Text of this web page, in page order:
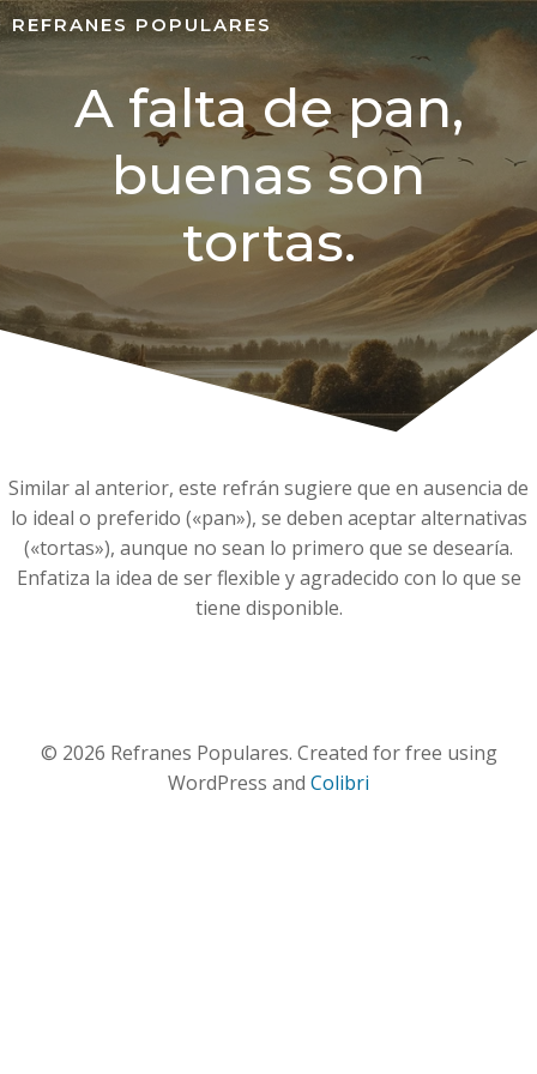
REFRANES POPULARES
A falta de pan,
buenas son
tortas.
Similar al anterior, este refrán sugiere que en ausencia de
lo ideal o preferido («pan»), se deben aceptar alternativas
(«tortas»), aunque no sean lo primero que se desearía.
Enfatiza la idea de ser flexible y agradecido con lo que se
tiene disponible.
© 2026 Refranes Populares. Created for free using
WordPress and Colibri